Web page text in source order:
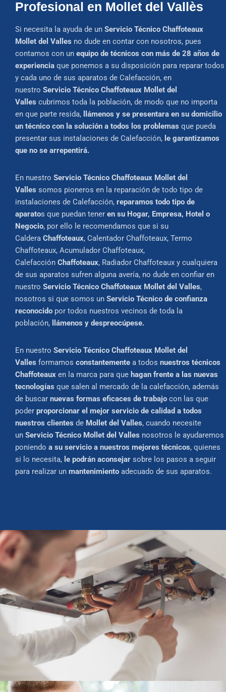
Profesional en Mollet del Vallès
Si necesita la ayuda de un Servicio Técnico Chaffoteaux
Mollet del Valles no dude en contar con nosotros, pues
contamos con un equipo de técnicos con más de 28 años de
experiencia que ponemos a su disposición para reparar todos
y cada uno de sus aparatos de Calefacción, en
nuestro Servicio Técnico Chaffoteaux Mollet del
Valles cubrimos toda la población, de modo que no importa
en que parte resida, llámenos y se presentara en su domicilio
un técnico con la solución a todos los problemas que pueda
presentar sus instalaciones de Calefacción, le garantizamos
que no se arrepentirá.
En nuestro Servicio Técnico Chaffoteaux Mollet del
Valles somos pioneros en la reparación de todo tipo de
instalaciones de Calefacción, reparamos todo tipo de
aparatos que puedan tener en su Hogar, Empresa, Hotel o
Negocio, por ello le recomendamos que si su
Caldera Chaffoteaux, Calentador Chaffoteaux, Termo
Chaffoteaux, Acumulador Chaffoteaux,
Calefacción Chaffoteaux, Radiador Chaffoteaux y cualquiera
de sus aparatos sufren alguna avería, no dude en confiar en
nuestro Servicio Técnico Chaffoteaux Mollet del Valles,
nosotros si que somos un Servicio Técnico de confianza
reconocido por todos nuestros vecinos de toda la
población,
llámenos y despreocúpese.
En nuestro Servicio Técnico Chaffoteaux Mollet del
Valles formamos constantemente a todos nuestros técnicos
Chaffoteaux en la marca para que hagan frente a las nuevas
tecnologías que salen al mercado de la calefacción, además
de buscar nuevas formas eficaces de trabajo con las que
poder proporcionar el mejor servicio de calidad a todos
nuestros clientes de Mollet del Valles, cuando necesite
un Servicio Técnico Mollet del Valles nosotros le ayudaremos
poniendo a su servicio a nuestros mejores técnicos, quienes
si lo necesita, le podrán aconsejar sobre los pasos a seguir
para realizar un mantenimiento adecuado de sus aparatos.